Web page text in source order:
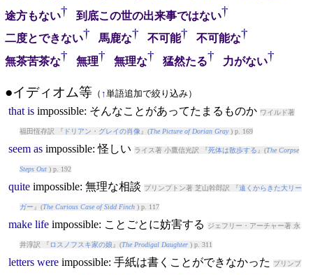
途方もない† 到底この世の出来事ではない†
二度とできない† 馬鹿な† 不可能† 不可能な†
無茶苦茶な† 無理† 無理な† 猛然たる† 力がない†
●イディオム等（ ↑単語追加で絞り込み）
that is impossible: そんなことがあってたまるものか ワイルド著
福田恆存訳 『 ドリアン・グレイの肖像 』(The Picture of Dorian Gray) p. 169
seem as impossible: 怪しい ライス著 小鷹信光訳 『死体は散歩する 』(The Corpse
Steps Out) p. 192
quite impossible: 無理な相談 プリンプトン著 芝山幹郎訳 『遠くからきた大リー
ガー 』(The Curious Case of Sidd Finch) p. 117
make life impossible: ことごとに妨害する ジェフリー・アーチャー著 永
井淳訳 『 ロスノフスキ家の娘 』(The Prodigal Daughter) p. 311
letters were impossible: 手紙は書くことができなかった プリンプ